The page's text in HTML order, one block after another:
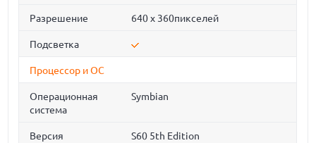
Разрешение 640 x 360пикселей
Подсветка
Процессор и ОС
Операционная
система
Symbian
Версия S60 5th Edition